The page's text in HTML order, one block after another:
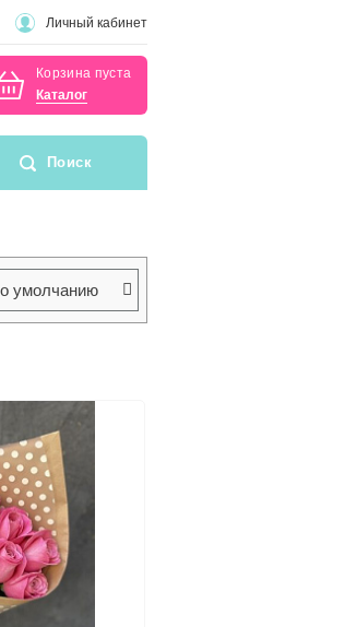
Личный кабинет
Корзина пуста
Каталог
Поиск
умолчанию